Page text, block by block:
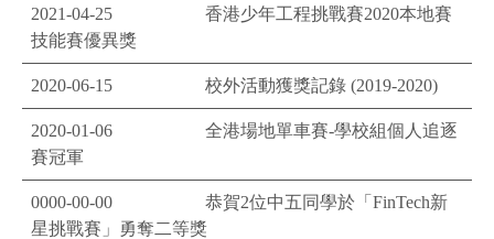
2021-04-25
香港少年工程挑戰賽2020本地賽
技能賽優異獎
2020-06-15 校外活動獲獎記錄 (2019-2020)
2020-01-06
全港場地單車賽-學校組個人追逐
賽冠軍
0000-00-00
恭賀2位中五同學於「FinTech新
星挑戰賽」勇奪二等獎